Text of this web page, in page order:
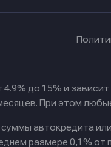
4.9% до 15% и
При этом
автокредита
размере 0,1%